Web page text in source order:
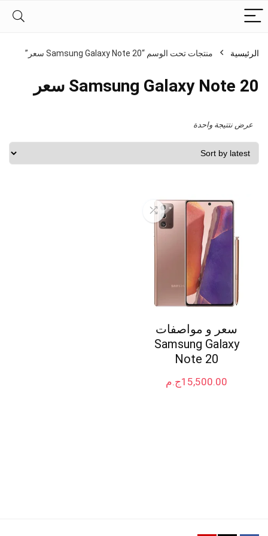
الرئيسية منتجات تحت الوسم “Samsung Galaxy Note 20 سعر”
Samsung Galaxy Note 20 سعر
عرض نتتيجة واحدة
سعر و مواصفات
Samsung Galaxy
Note 20
ج.م15,500.00